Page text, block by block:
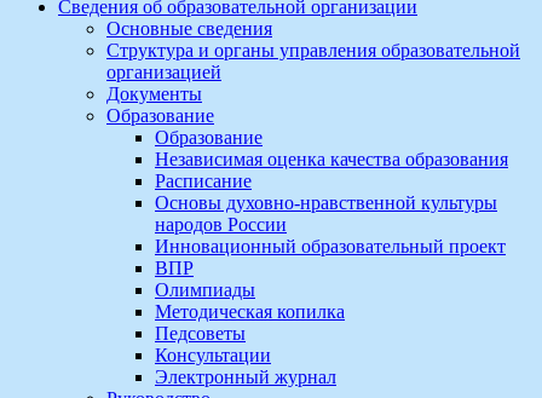
Сведения об образовательной организации
Основные сведения
Структура и органы управления образовательной
организацией
Документы
Образование
Образование
Независимая оценка качества образования
Расписание
Основы духовно-нравственной культуры
народов России
Инновационный образовательный проект
ВПР
Олимпиады
Методическая копилка
Педсоветы
Консультации
Электронный журнал